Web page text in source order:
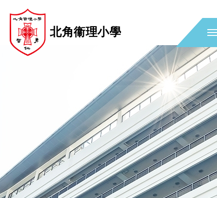
北角衞理小學